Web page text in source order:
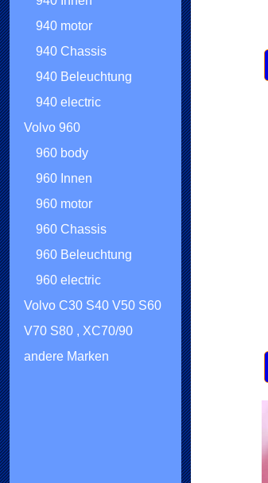
940 motor
940 Chassis
940 Beleuchtung
940 electric
Volvo 960
960 body
960 Innen
960 motor
960 Chassis
960 Beleuchtung
960 electric
Volvo C30 S40 V50 S60
V70 S80 , XC70/90
andere Marken